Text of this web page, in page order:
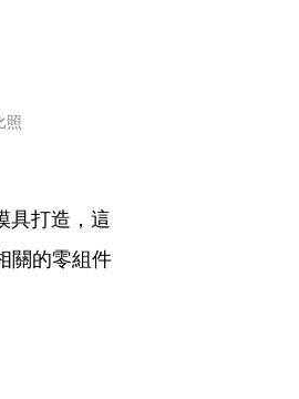
照
具打造，這
關的零組件